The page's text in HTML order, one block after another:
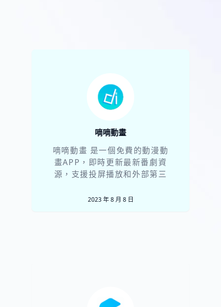
嘀嘀動畫
嘀嘀動畫 是一個免費的動漫動
畫APP，即時更新最新番劇資
源，支援投屏播放和外部第三
2023 年 8 月 8 日